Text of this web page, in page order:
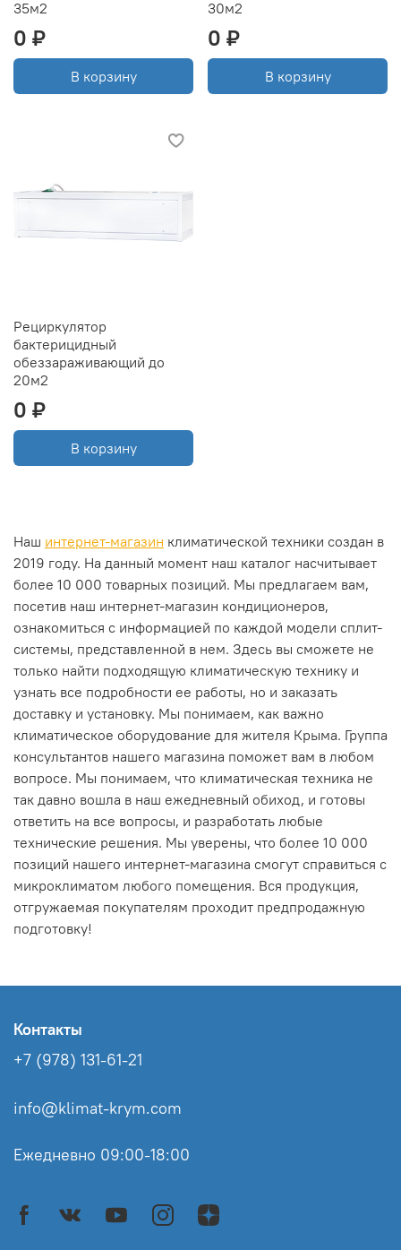
35м2
0 ₽
В корзину
30м2
0 ₽
В корзину
Рециркулятор
бактерицидный
обеззараживающий до
20м2
0 ₽
В корзину
Наш интернет-магазин климатической техники создан в
2019 году. На данный момент наш каталог насчитывает
более 10 000 товарных позиций. Мы предлагаем вам,
посетив наш интернет-магазин кондиционеров,
ознакомиться с информацией по каждой модели сплит-
системы, представленной в нем. Здесь вы сможете не
только найти подходящую климатическую технику и
узнать все подробности ее работы, но и заказать
доставку и установку. Мы понимаем, как важно
климатическое оборудование для жителя Крыма. Группа
консультантов нашего магазина поможет вам в любом
вопросе. Мы понимаем, что климатическая техника не
так давно вошла в наш ежедневный обиход, и готовы
ответить на все вопросы, и разработать любые
технические решения. Мы уверены, что более 10 000
позиций нашего интернет-магазина смогут справиться с
микроклиматом любого помещения. Вся продукция,
отгружаемая покупателям проходит предпродажную
подготовку!
Контакты
+7 (978) 131-61-21
info@klimat-krym.com
Ежедневно 09:00-18:00